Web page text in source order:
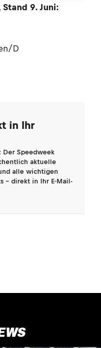
9. Juni:
D
in Ihr
Der Speedweek
aktuelle
alle wichtigen
- direkt in Ihr E-Mail-